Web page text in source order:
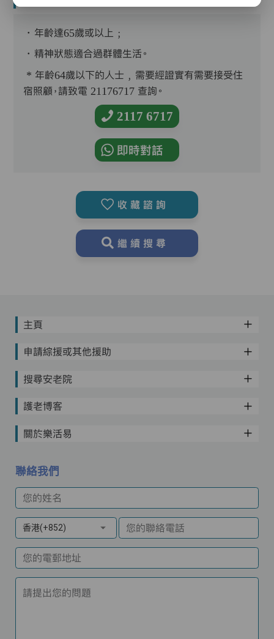
．年齡達65歲或以上﹔
．精神狀態適合過群體生活。
* 年齡64歲以下的人士﹐需要經證實有需要接受住
宿照顧，請致電 21176717 查詢。
2117 6717
即時對話
收藏諮詢
繼續搜尋
主頁
申請綜援或其他援助
搜尋安老院
護老博客
關於樂活易
聯絡我們
您的姓名
香港(+852) 您的聯絡電話
您的電郵地址
請提出您的問題